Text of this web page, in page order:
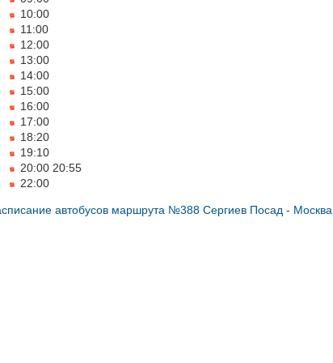
10:00
11:00
12:00
13:00
14:00
15:00
16:00
17:00
18:20
19:10
20:00 20:55
22:00
автобусов маршрута №388 Сергиев Посад - Москва